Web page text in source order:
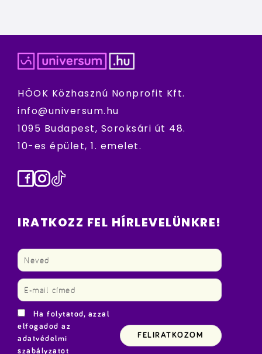
HÖOK Közhasznú Nonprofit Kft.
info@universum.hu
1095 Budapest, Soroksári út 48.
10-es épület, 1. emelet.
Facebook
Instagram
TikTok
IRATKOZZ FEL HÍRLEVELÜNKRE!
Ha folytatod, azzal
elfogadod az
adatvédelmi
szabályzatot